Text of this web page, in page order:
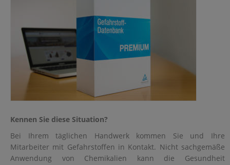
Kennen Sie diese Situation?
Bei Ihrem täglichen Handwerk kommen Sie und Ihre
Mitarbeiter mit Gefahrstoffen in Kontakt. Nicht sachgemäße
Anwendung von Chemikalien kann die Gesundheit